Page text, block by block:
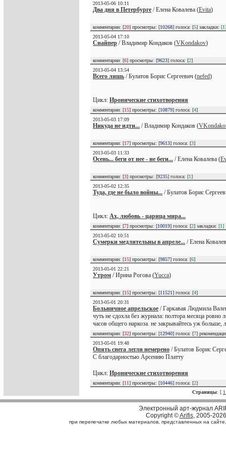
2013-05-06 10:11
Два дня в Петербурге / Елена Ковалева (Evita)
комментарии: [20] просмотры: [10268] голоса: [5] закладки: [1]
2013-05-04 17:10
Снайпер / Владимир Кондаков (VKondakov)
комментарии: [6] просмотры: [9623] голоса: [2]
2013-05-04 13:54
Всего лишь / Булатов Борис Сергеевич (nefed)
Цикл: Иронические стихотворения
комментарии: [15] просмотры: [10879] голоса: [4]
2013-05-03 17:09
Никуда не идти... / Владимир Кондаков (
комментарии: [17] просмотры: [9613] голоса: [3]
2013-05-03 11:33
Осень... беги от нее - не беги... / Елена Ковалева (
комментарии: [3] просмотры: [9235] голоса: [1]
2013-05-02 12:35
Туда, где не было войны... / Булатов Борис
Цикл: Ах, любовь - царица мира...
комментарии: [7] просмотры: [10019] голоса: [2] закладки: [1]
2013-05-02 10:51
Сумерки медлительны в апреле... / Елена
комментарии: [15] просмотры: [9857] голоса: [6]
2013-05-01 22:21
Утром / Ирина Рогова (Yucca)
комментарии: [15] просмотры: [11521] голоса: [4]
2013-05-01 20:31
Больничное апрельское / Гаркавая Людмила
чуть не сдохла без журнала: полтора месяца
часов общего наркоза. не закрывайтесь уж больше,
комментарии: [32] просмотры: [12940] голоса: [7]
2013-05-01 19:48
Опять снега легли немерено / Булатов Борис
С благодарностью Арсению Платту
Цикл: Иронические стихотворения
комментарии: [11] просмотры: [10446] голоса: [2]
Страницы: [
Электронный арт-журнал
Copyright ©Arifis, 2005-2026
при перепечатке любых материалов, представленных на